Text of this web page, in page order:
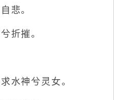
悲。
折摧。
神兮灵女。